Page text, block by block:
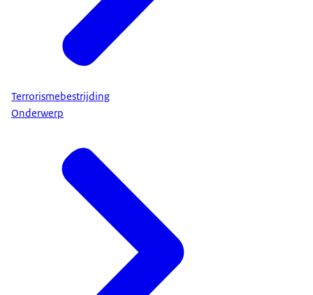
Terrorismebestrijding
Onderwerp